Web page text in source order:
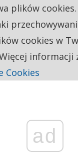
ad
plików cookies.
cookies w
informacji
Cookies